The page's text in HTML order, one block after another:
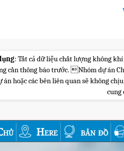
: Tất cả dữ liệu chất lượng không
cần thông báo trước. Nhóm dự án
hoặc các bên liên quan sẽ không
cung
Here bản đồ